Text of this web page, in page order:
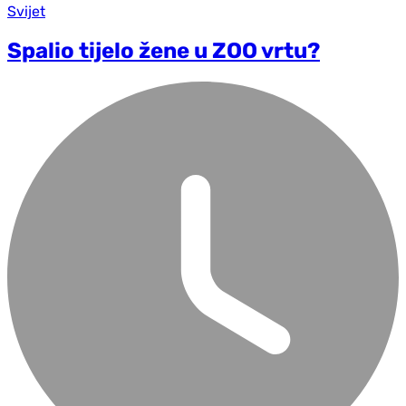
Svijet
Spalio tijelo žene u ZOO vrtu?